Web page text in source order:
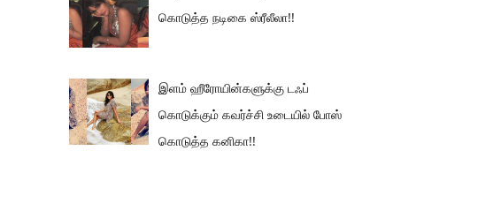
கொடுத்த நடிகை ஸ்ரீலீலா!!
இளம் ஹீரோயின்களுக்கு டஃப்
கொடுக்கும் கவர்ச்சி உடையில் போஸ்
கொடுத்த கனிகா!!